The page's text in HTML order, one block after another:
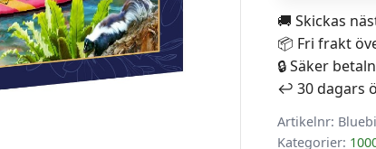
vid
Sjön
1000
bitar
mängd
🚚 Skickas
📦 Fri frakt
🔒 Säker
↩️ 30 dagars
Artikelnr:
Kategorier: